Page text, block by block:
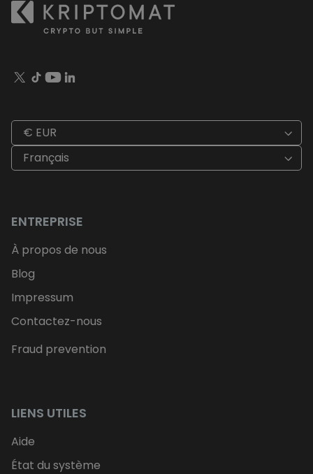
€ EUR
Français
ENTREPRISE
À propos de nous
Blog
Impressum
Contactez-nous
Fraud prevention
LIENS UTILES
Aide
État du système